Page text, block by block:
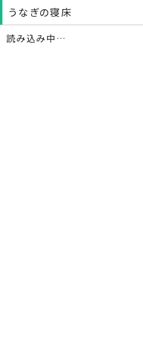
うなぎの寝床
読み込み中…